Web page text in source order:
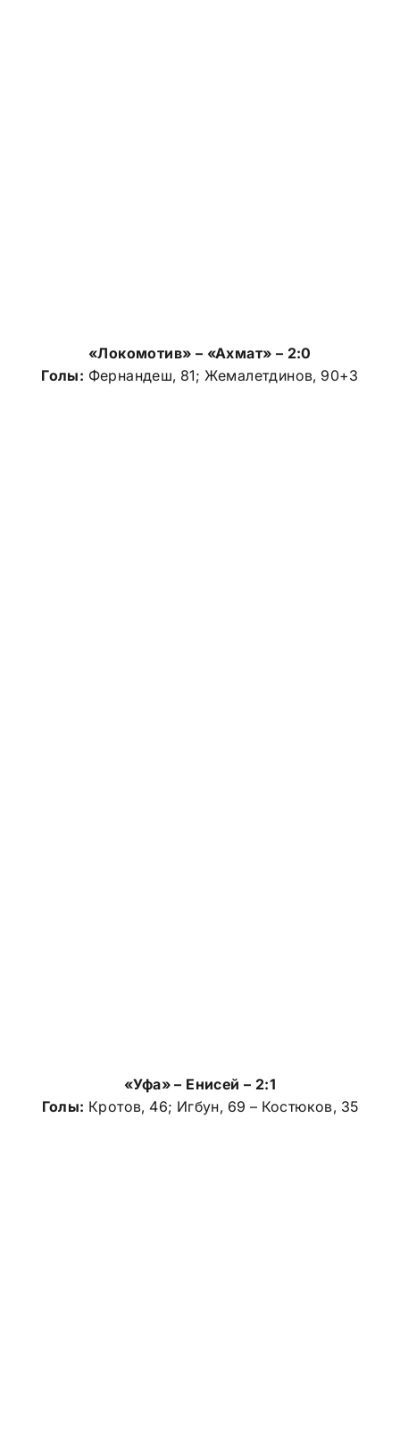
«Локомотив» – «Ахмат» – 2:0
Голы: Фернандеш, 81; Жемалетдинов, 90+3
«Уфа» – Енисей – 2:1
Голы: Кротов, 46; Игбун, 69 – Костюков, 35